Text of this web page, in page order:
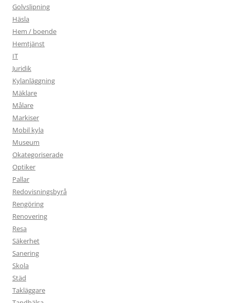
Golvslipning
Häsla
Hem / boende
Hemtjänst
IT
Juridik
Kylanläggning
Mäklare
Målare
Markiser
Mobil kyla
Museum
Okategoriserade
Optiker
Pallar
Redovisningsbyrå
Rengöring
Renovering
Resa
Säkerhet
Sanering
Skola
Städ
Takläggare